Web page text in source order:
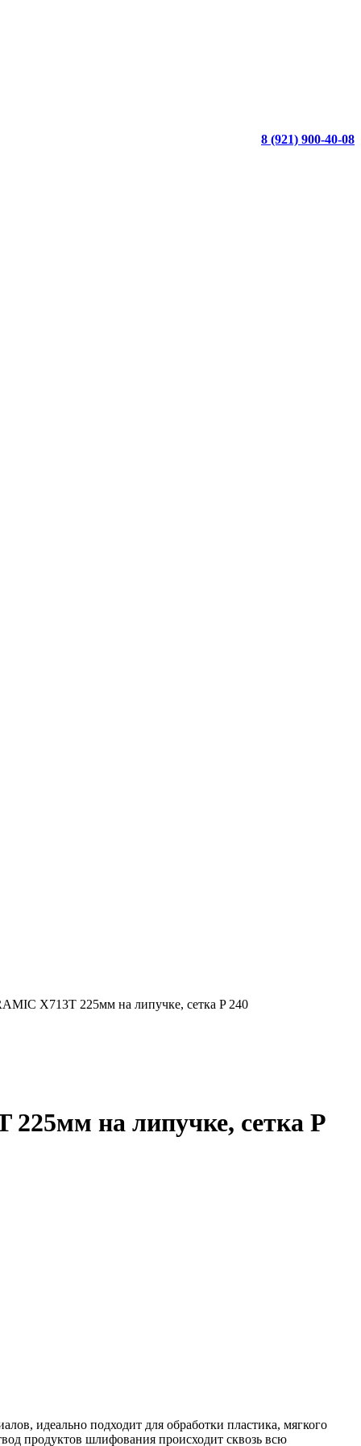
8 (921) 900-40-08
X713T 225мм на липучке, сетка P 240
на липучке, сетка P
идеально подходит для обработки пластика, мягкого
продуктов шлифования происходит сквозь всю